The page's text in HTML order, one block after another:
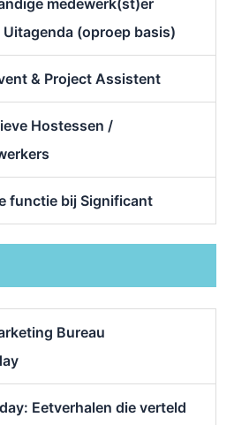
medewerk(st)er
(oproep basis)
& Project Assistent
Hostessen /
functie bij Significant
Bureau
Eetverhalen die verteld